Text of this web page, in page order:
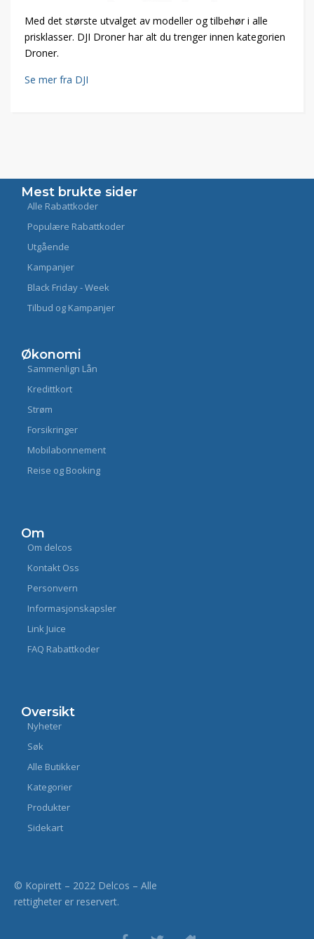
Med det største utvalget av modeller og tilbehør i alle
prisklasser. DJI Droner har alt du trenger innen kategorien
Droner.
Se mer fra DJI
Mest brukte sider
Alle Rabattkoder
Populære Rabattkoder
Utgående
Kampanjer
Black Friday - Week
Tilbud og Kampanjer
Økonomi
Sammenlign Lån
Kredittkort
Strøm
Forsikringer
Mobilabonnement
Reise og Booking
Om
Om delcos
Kontakt Oss
Personvern
Informasjonskapsler
Link Juice
FAQ Rabattkoder
Oversikt
Nyheter
Søk
Alle Butikker
Kategorier
Produkter
Sidekart
© Kopirett – 2022 Delcos – Alle
rettigheter er reservert.